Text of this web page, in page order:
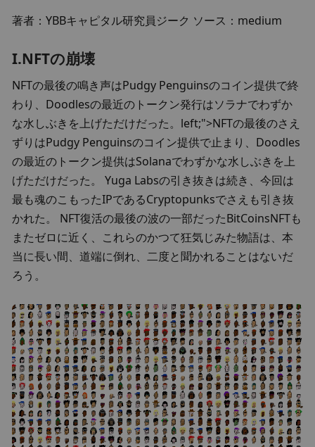
著者：YBBキャピタル研究員ジーク ソース：medium
I.NFTの崩壊
NFTの最後の鳴き声はPudgy Penguinsのコイン提供で終
わり、Doodlesの最近のトークン発行はソラナでわずか
な水しぶきを上げただけだった。left;">NFTの最後のさえ
ずりはPudgy Penguinsのコイン提供で止まり、Doodles
の最近のトークン提供はSolanaでわずかな水しぶきを上
げただけだった。 Yuga Labsの引き抜きは続き、今回は
最も魂のこもったIPであるCryptopunksでさえも引き抜
かれた。 NFT復活の最後の波の一部だったBitCoinsNFTも
またゼロに近く、これらのかつて狂気じみた物語は、本
当に長い間、道端に倒れ、二度と聞かれることはないだ
ろう。